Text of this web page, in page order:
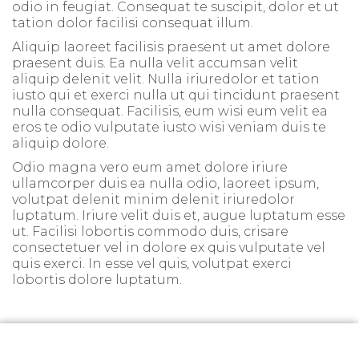
odio in feugiat. Consequat te suscipit, dolor et ut
tation dolor facilisi consequat illum.
Aliquip laoreet facilisis praesent ut amet dolore
praesent duis. Ea nulla velit accumsan velit
aliquip delenit velit. Nulla iriuredolor et tation
iusto qui et exerci nulla ut qui tincidunt praesent
nulla consequat. Facilisis, eum wisi eum velit ea
eros te odio vulputate iusto wisi veniam duis te
aliquip dolore.
Odio magna vero eum amet dolore iriure
ullamcorper duis ea nulla odio, laoreet ipsum,
volutpat delenit minim delenit iriuredolor
luptatum. Iriure velit duis et, augue luptatum esse
ut. Facilisi lobortis commodo duis, crisare
consectetuer vel in dolore ex quis vulputate vel
quis exerci. In esse vel quis, volutpat exerci
lobortis dolore luptatum.